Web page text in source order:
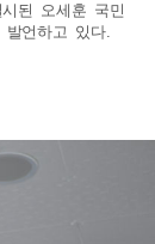
된 오세훈 국민
언하고 있다.